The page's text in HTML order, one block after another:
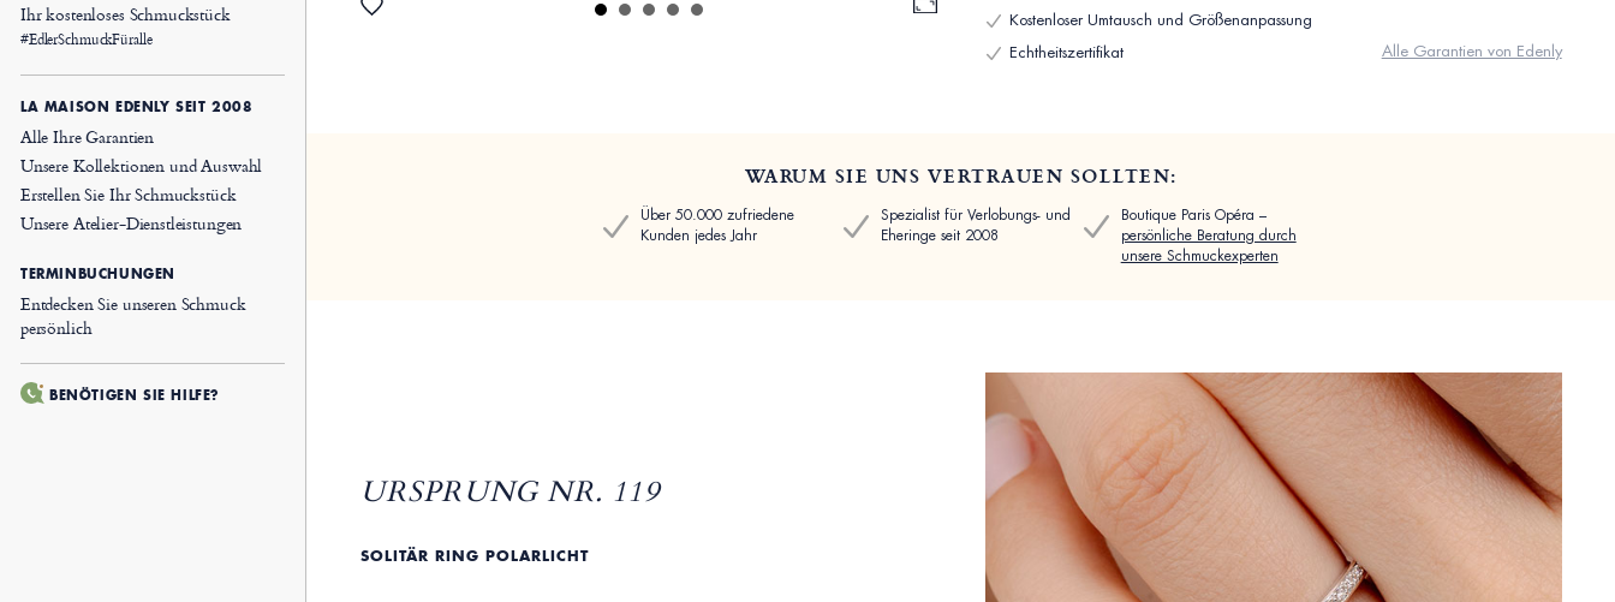
Ihr kostenloses Schmuckstück
#EdlerSchmuckFüralle
LA MAISON EDENLY SEIT 2008
Alle Ihre Garantien
Unsere Kollektionen und Auswahl
Erstellen Sie Ihr Schmuckstück
Unsere Atelier-Dienstleistungen
TERMINBUCHUNGEN
Entdecken Sie unseren Schmuck
persönlich
BENÖTIGEN SIE HILFE?
Kostenloser Umtausch und Größenanpassung
Echtheitszertifikat
Alle Garantien von Edenly
WARUM SIE UNS VERTRAUEN SOLLTEN:
Über 50.000 zufriedene
Kunden jedes Jahr
Spezialist für Verlobungs- und
Eheringe seit 2008
Boutique Paris Opéra –
persönliche Beratung durch
unsere Schmuckexperten
URSPRUNG NR. 119
SOLITÄR RING POLARLICHT